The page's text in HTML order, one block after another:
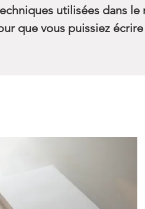
utilisées dans
que vous puissiez